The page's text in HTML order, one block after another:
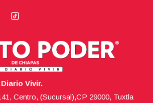
Vivir.
Centro, (Sucursal),CP 29000, Tuxtla